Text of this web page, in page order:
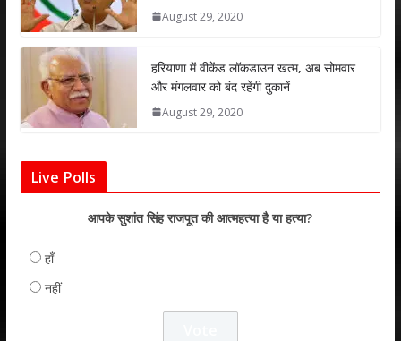
August 29, 2020
हरियाणा में वीकेंड लॉकडाउन खत्म, अब सोमवार
और मंगलवार को बंद रहेंगी दुकानें
August 29, 2020
Live Polls
आपके सुशांत सिंह राजपूत की आत्महत्या है या हत्या?
हाँ
नहीं